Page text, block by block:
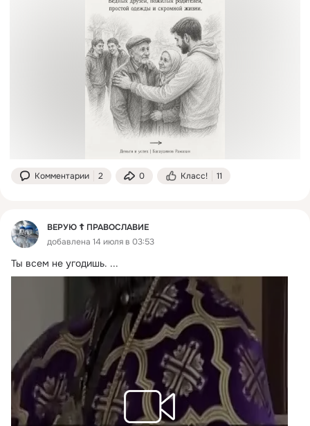
Комментарии 2 0 Класс! 11
ВЕРУЮ ☦️ ПРАВОСЛАВИЕ
добавлена 14 июля в 03:53
Ты всем не угодишь. ...